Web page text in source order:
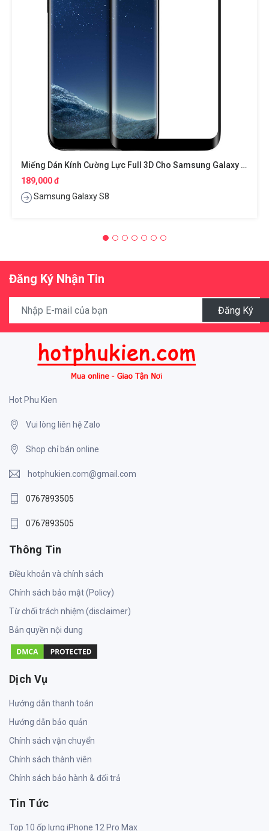
Miếng Dán Kính Cường Lực Full 3D Cho Samsung Galaxy S8 Hiệu Baseus
189,000 đ
Samsung Galaxy S8
Đăng Ký Nhận Tin
Đăng Ký
Hot Phu Kien
Vui lòng liên hệ Zalo
Shop chỉ bán online
hotphukien.com@gmail.com
0767893505
0767893505
Thông Tin
Điều khoản và chính sách
Chính sách bảo mật (Policy)
Từ chối trách nhiệm (disclaimer)
Bản quyền nội dung
Dịch Vụ
Hướng dẫn thanh toán
Hướng dẫn bảo quản
Chính sách vận chuyển
Chính sách thành viên
Chính sách bảo hành & đổi trả
Tin Tức
Top 10 ốp lưng iPhone 12 Pro Max